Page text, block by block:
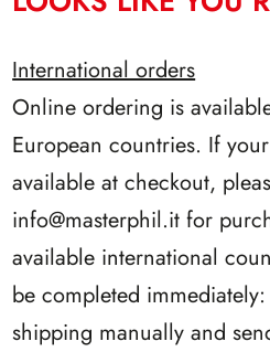
SFORZESCO ITALIA
International orders
Online ordering is
European countries. If
available at checkout,
info@masterphil.it for
available international
be completed
shipping manually and